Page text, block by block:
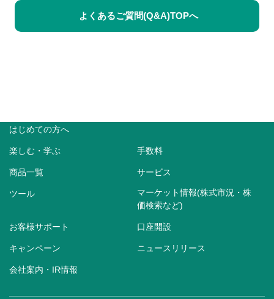
よくあるご質問(Q&A)TOPへ
はじめての方へ
楽しむ・学ぶ 手数料
商品一覧 サービス
ツール
マーケット情報(株式市況・株
価検索など)
お客様サポート 口座開設
キャンペーン ニュースリリース
会社案内・IR情報